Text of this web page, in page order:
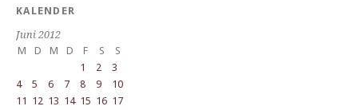
KALENDER
Juni 2012
M
D M D F S
S
1
2
3
4
5 6 7 8 9
10
11 12 13 14 15 16 17